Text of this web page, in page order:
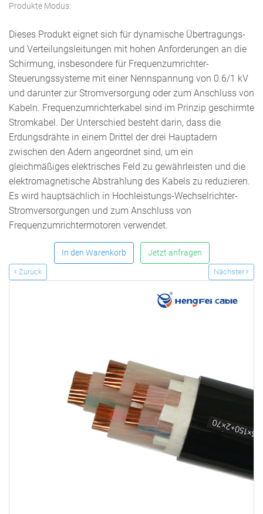
Produkte Modus:
Dieses Produkt eignet sich für dynamische Übertragungs-
und Verteilungsleitungen mit hohen Anforderungen an die
Schirmung, insbesondere für Frequenzumrichter-
Steuerungssysteme mit einer Nennspannung von 0.6/1 kV
und darunter zur Stromversorgung oder zum Anschluss von
Kabeln. Frequenzumrichterkabel sind im Prinzip geschirmte
Stromkabel. Der Unterschied besteht darin, dass die
Erdungsdrähte in einem Drittel der drei Hauptadern
zwischen den Adern angeordnet sind, um ein
gleichmäßiges elektrisches Feld zu gewährleisten und die
elektromagnetische Abstrahlung des Kabels zu reduzieren.
Es wird hauptsächlich in Hochleistungs-Wechselrichter-
Stromversorgungen und zum Anschluss von
Frequenzumrichtermotoren verwendet.
In den Warenkorb Jetzt anfragen
Zurück Nächster